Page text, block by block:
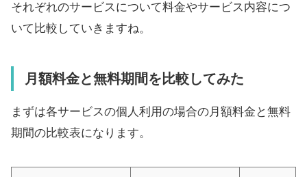
それぞれのサービスについて料金やサービス内容につ
いて比較していきますね。
月額料金と無料期間を比較してみた
まずは各サービスの個人利用の場合の月額料金と無料
期間の比較表になります。